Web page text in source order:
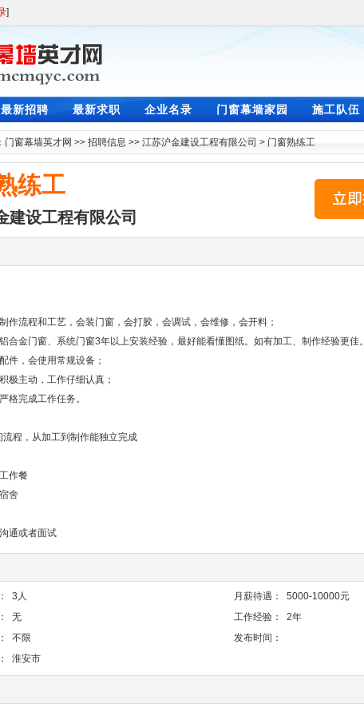
]
最新招聘 最新求职 企业名录 门窗幕墙家园 施工队伍
门窗幕墙英才网 >> 招聘信息 >> 江苏沪金建设工程有限公司 > 门窗熟练工
练工
建设工程有限公司
作流程和工艺，会装门窗，会打胶，会调试，会维修，会开料；
合金门窗、系统门窗3年以上安装经验，最好能看懂图纸。如有加工、制作经验更佳。
件，会使用常规设备；
极主动，工作仔细认真；
格完成工作任务。
流程，从加工到制作能独立完成
作餐
舍
通或者面试
3人 月薪待遇：
5000-10000元
无 工作经验：
2年
不限
发布时间：
淮安市